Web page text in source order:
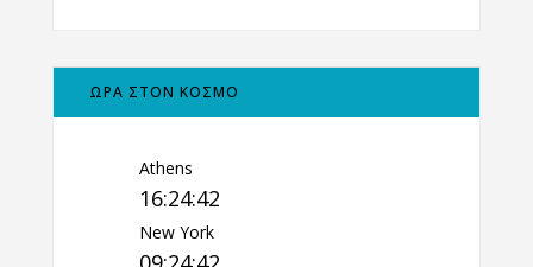
ΩΡΑ ΣΤΟΝ ΚΟΣΜΟ
Athens
16:24:42
New York